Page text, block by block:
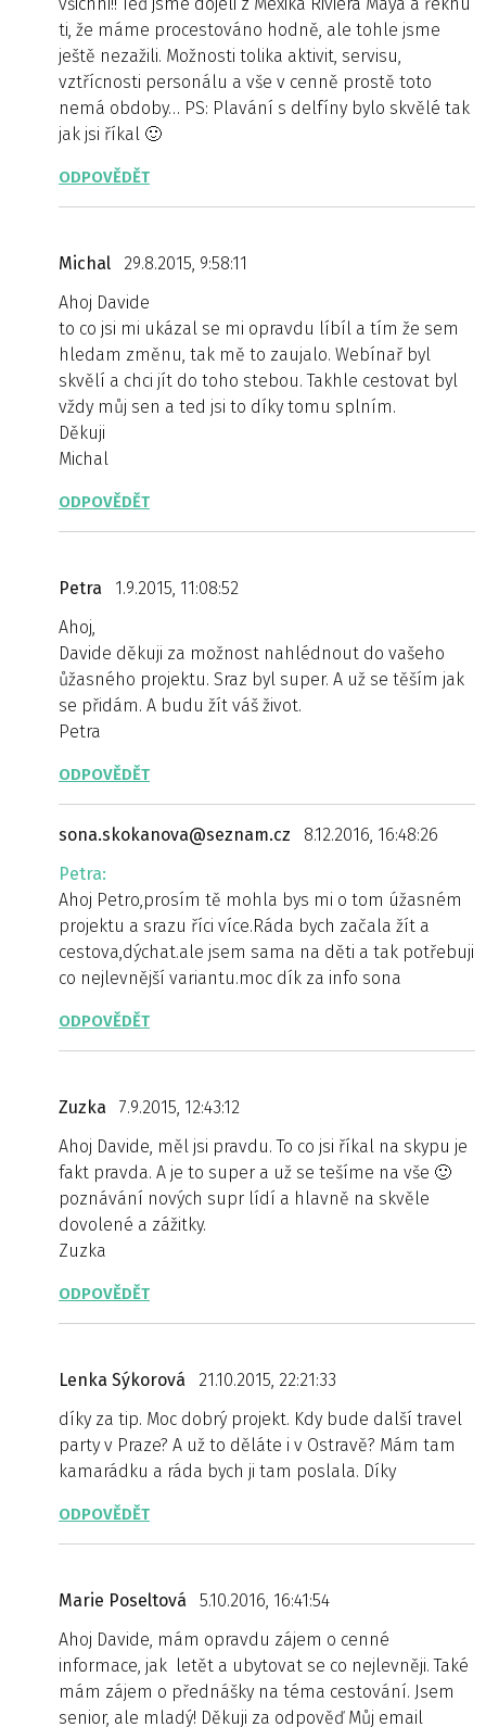
ti, že máme procestováno hodně, ale tohle jsme
ještě nezažili. Možnosti tolika aktivit, servisu,
vztřícnosti personálu a vše v cenně prostě toto
nemá obdoby… PS: Plavání s delfíny bylo skvělé tak
jak jsi říkal 🙂
ODPOVĚDĚT
Michal
29.8.2015, 9:58:11
Ahoj Davide
to co jsi mi ukázal se mi opravdu líbíl a tím že sem
hledam změnu, tak mě to zaujalo. Webínař byl
skvělí a chci jít do toho stebou. Takhle cestovat byl
vždy můj sen a ted jsi to díky tomu splním.
Děkuji
Michal
ODPOVĚDĚT
Petra
1.9.2015, 11:08:52
Ahoj,
Davide děkuji za možnost nahlédnout do vašeho
ůžasného projektu. Sraz byl super. A už se těším jak
se přidám. A budu žít váš život.
Petra
ODPOVĚDĚT
sona.skokanova@seznam.cz
8.12.2016, 16:48:26
Petra:
Ahoj Petro,prosím tě mohla bys mi o tom úžasném
projektu a srazu říci více.Ráda bych začala žít a
cestova,dýchat.ale jsem sama na děti a tak potřebuji
co nejlevnější variantu.moc dík za info sona
ODPOVĚDĚT
Zuzka
7.9.2015, 12:43:12
Ahoj Davide, měl jsi pravdu. To co jsi říkal na skypu je
fakt pravda. A je to super a už se tešíme na vše 🙂
poznávání nových supr lídí a hlavně na skvěle
dovolené a zážitky.
Zuzka
ODPOVĚDĚT
Lenka Sýkorová
21.10.2015, 22:21:33
díky za tip. Moc dobrý projekt. Kdy bude další travel
party v Praze? A už to děláte i v Ostravě? Mám tam
kamarádku a ráda bych ji tam poslala. Díky
ODPOVĚDĚT
Marie Poseltová
5.10.2016, 16:41:54
Ahoj Davide, mám opravdu zájem o cenné
informace, jak letět a ubytovat se co nejlevněji. Také
mám zájem o přednášky na téma cestování. Jsem
senior, ale mladý! Děkuji za odpověď Můj email